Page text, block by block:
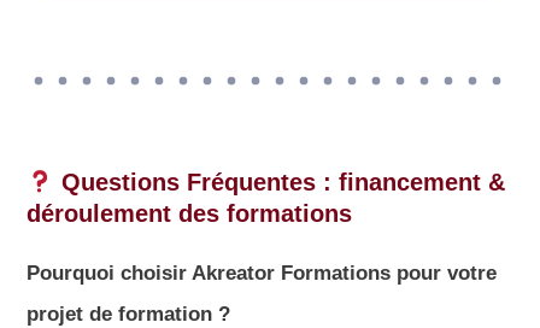
Questions Fréquentes : financement &
déroulement des formations
Pourquoi choisir Akreator Formations pour votre
projet de formation ?